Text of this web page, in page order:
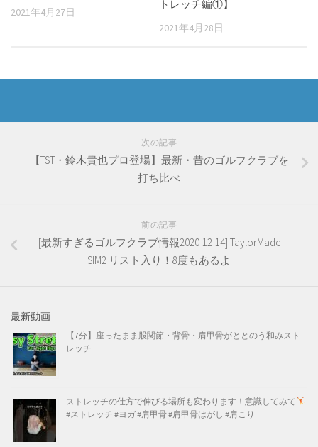
2021年4月27日
トレッチ編①】
2021年4月28日
次の記事
【TST・鈴木貴也プロ登場】最新・昔のゴルフクラブを
打ち比べ
前の記事
[最新すぎるゴルフクラブ情報2020-12-14] TaylorMade
SIM2 リスト入り！8度もあるよ
最新動画
【7分】座ったまま股関節・背骨・肩甲骨がととのう和みスト
レッチ
ストレッチの仕方で伸びる場所も変わります！意識してみて
#ストレッチ #ヨガ #肩甲骨 #肩甲骨はがし #肩こり